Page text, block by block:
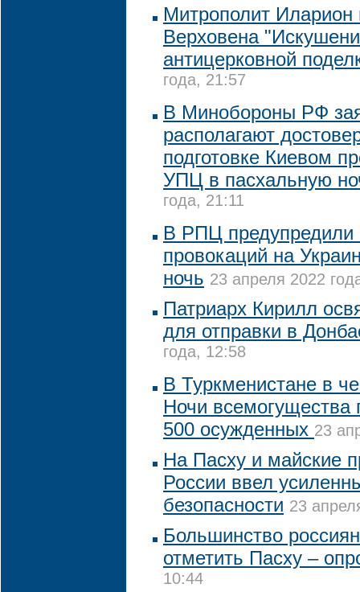
Митрополит
Верховена
антицерковной
года, 21:57
В Минобороны РФ
располагают
подготовке Киевом
УПЦ в пасхальную
года, 21:11
В РПЦ предупредили
провокаций на
ночь 23 апреля 2022
Патриарх Кирилл
для отправки в
года, 12:58
В Туркменистане в
Ночи
500 осужденных 23
На Пасху и майские
России ввел
безопасности 23
Большинство
отметить Пасху –
10:44